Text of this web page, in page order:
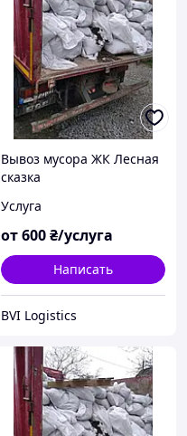
Вывоз мусора ЖК Лесная
сказка
Услуга
от600₴/услуга
Написать
BVI Logistics